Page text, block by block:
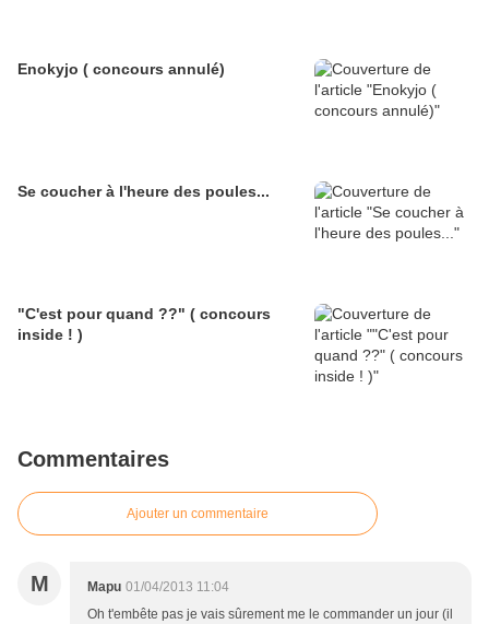
Enokyjo ( concours annulé)
Se coucher à l'heure des poules...
"C'est pour quand ??" ( concours
inside ! )
Commentaires
Ajouter un commentaire
M Mapu 01/04/2013 11:04
Oh t'embête pas je vais sûrement me le commander un jour (il